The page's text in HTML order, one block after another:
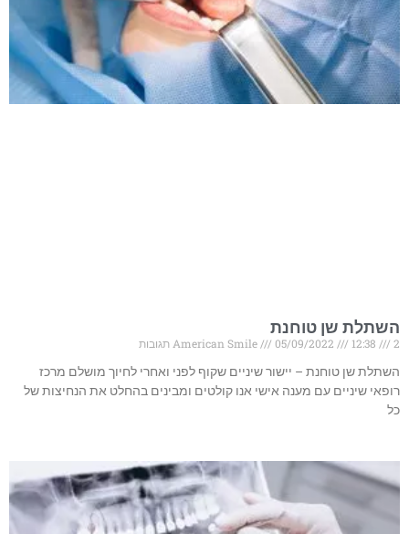
השתלת שן טוחנת
American Smile 05/09/2022 12:38
2 תגובות
השתלת שן טוחנת – יישור שיניים שקוף לפני ואחרי לחיוך מושלם מרכז
רופאי שיניים עם מענה אישי אנו קולטים ומבינים בהחלט את הנחיצות של
כל